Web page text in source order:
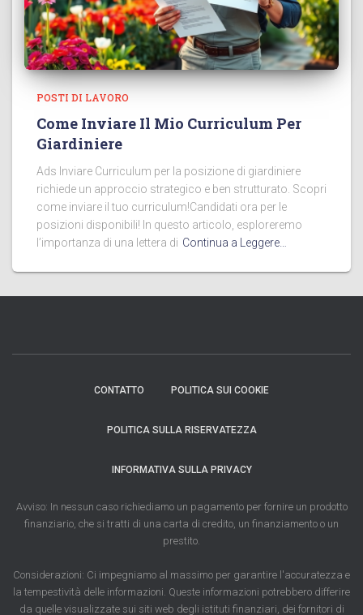
POSTI DI LAVORO
Come Inviare Il Mio Curriculum Per
Giardiniere
Ads Inviare Curriculum per la posizione di giardiniere
richiede un approccio strategico e ben strutturato. Scopri
come inviare il tuo curriculum!Candidati ora per le
posizioni disponibili! In questo articolo, esploreremo
l’importanza di una lettera di Continua a Leggere…
CONTATTO POLITICA SUI COOKIE
POLITICA SULLA RISERVATEZZA
INFORMATIVA SULLA PRIVACY
Avviso: In nessun caso richiediamo un pagamento per fornire un prodotto
finanziario, che si tratti di una carta di credito, un finanziamento o un
prestito.
Considerazioni: Ci impegniamo al massimo per garantire l'accuratezza e
la tempestività delle informazioni. Queste informazioni potrebbero differire
da quelle visualizzate sui siti web degli istituti finanziari, dei fornitori di